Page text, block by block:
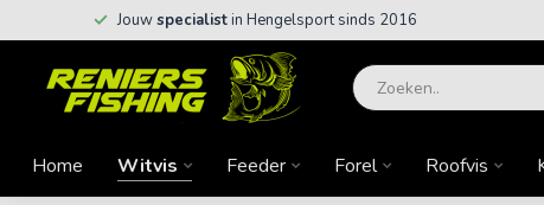
Jouwspecialistin Hengelsport sinds 2016
Home Witvis Feeder Forel Roofvis